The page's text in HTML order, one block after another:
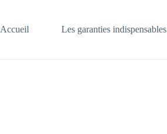
Accueil Les garanties indispensables